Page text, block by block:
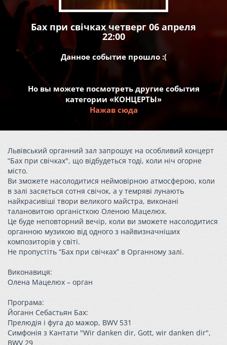
Бах при свічках четверг 06 апреля
22:00
Данное событие прошло :(
Но вы можете посмотреть другие события
категории «КОНЦЕРТЫ»
Нажав сюда
Львівський органний зал запрошує на особливий концерт
“Бах при свічках", що відбудеться тоді, коли ніч огорне
місто.
Ви зможете насолодитися неймовірною атмосферою, коли
в залі засяється сотня свічок, а у темряві лунають
найкрасивіші твори великого майстра, виконані
талановитою органісткою Оленою Мацелюх.
Це буде неповторний вечір, коли ви зможете насолодитися
органною музикою від одного з найвизначніших
композиторів у світі.
Не пропустіть “Бах при свічках” в Органному залі.
Виконавиця:
Олена Мацелюх – орган
Програма:
Йоганн Себастьян Бах:
Прелюдія і фуга до мажор, BWV 531
Симфонія з Кантати "Wir danken dir, Gott, wir danken dir",
BWV 29